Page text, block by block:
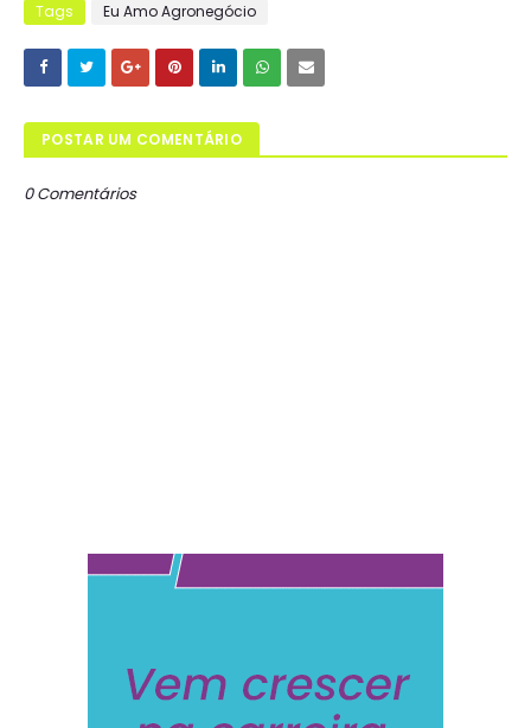
Tags Eu Amo Agronegócio
POSTAR UM COMENTÁRIO
0 Comentários